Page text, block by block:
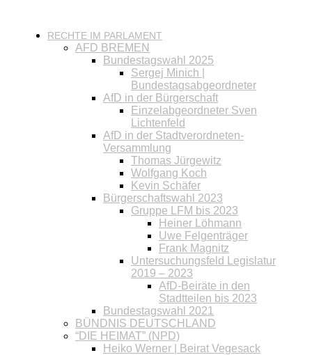
RECHTE IM PARLAMENT
AFD BREMEN
Bundestagswahl 2025
Sergej Minich |
Bundestagsabgeordneter
AfD in der Bürgerschaft
Einzelabgeordneter Sven
Lichtenfeld
AfD in der Stadtverordneten-
Versammlung
Thomas Jürgewitz
Wolfgang Koch
Kevin Schäfer
Bürgerschaftswahl 2023
Gruppe LFM bis 2023
Heiner Löhmann
Uwe Felgenträger
Frank Magnitz
Untersuchungsfeld Legislatur
2019 – 2023
AfD-Beiräte in den
Stadtteilen bis 2023
Bundestagswahl 2021
BÜNDNIS DEUTSCHLAND
“DIE HEIMAT” (NPD)
Heiko Werner | Beirat Vegesack